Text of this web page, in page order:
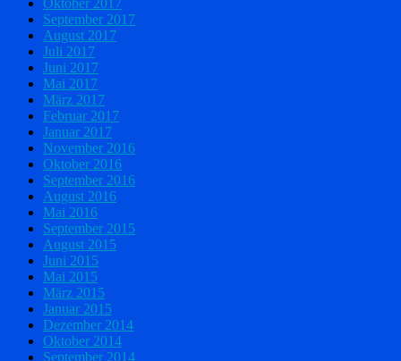
Oktober 2017
September 2017
August 2017
Juli 2017
Juni 2017
Mai 2017
März 2017
Februar 2017
Januar 2017
November 2016
Oktober 2016
September 2016
August 2016
Mai 2016
September 2015
August 2015
Juni 2015
Mai 2015
März 2015
Januar 2015
Dezember 2014
Oktober 2014
September 2014